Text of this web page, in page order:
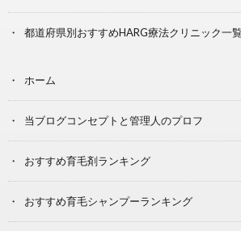
都道府県別おすすめHARG療法クリニック一覧
ホーム
当ブログコンセプトと管理人のプロフ
おすすめ育毛剤ランキング
おすすめ育毛シャンプーランキング